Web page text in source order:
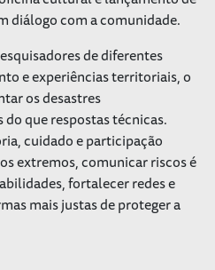
diálogo com a comunidade.
de diferentes
e experiências territoriais, o
os desastres
que respostas técnicas.
cuidado e participação
extremos, comunicar riscos é
fortalecer redes e
mais justas de proteger a